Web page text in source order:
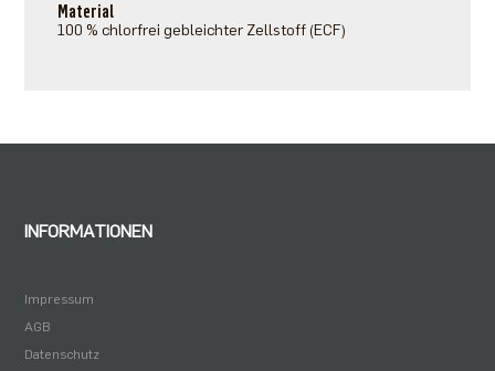
Material
100 % chlorfrei gebleichter Zellstoff (ECF)
INFORMATIONEN
Impressum
AGB
Datenschutz